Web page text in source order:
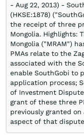
- Aug 22, 2013) -
(HKSE:1878)
the receipt of three
Mongolia. Highlights:
Mongolia ("MRAM")
PMAs relate to the
associated with the
enable SouthGobi to
application process;
of Investment
grant of these three
previously granted on
aspect of that
important step for